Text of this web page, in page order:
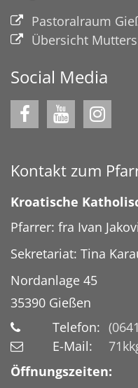
Pastoralraum
Übersicht
Social Media
Kontakt zum
Kroatische
Pfarrer: fra Ivan
Sekretariat: Tina
Nordanlage 45
35390 Gießen
Telefon:
E-Mail:
Öffnungszeiten: